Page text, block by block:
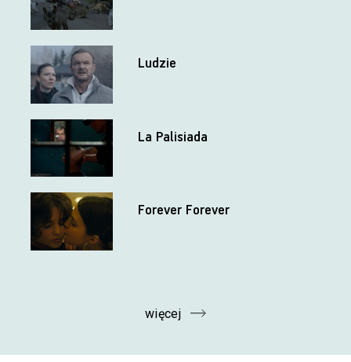
Ludzie
La Palisiada
Forever Forever
więcej